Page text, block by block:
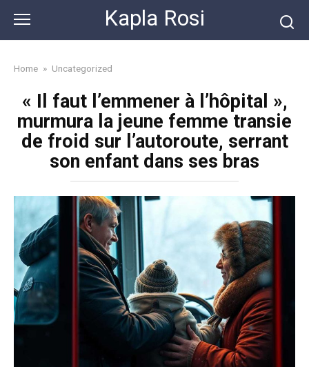
content
Kapla Rosi
Home » Uncategorized
« Il faut l’emmener à l’hôpital »,
murmura la jeune femme transie
de froid sur l’autoroute, serrant
son enfant dans ses bras